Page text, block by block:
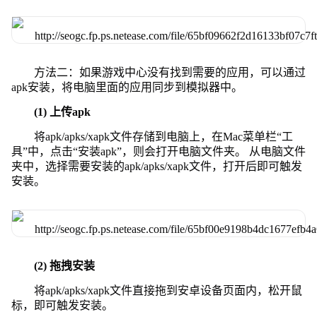
方法二：如果游戏中心没有找到需要的应用，可以通过
apk安装，将电脑里面的应用同步到模拟器中。
(1) 上传apk
将apk/apks/xapk文件存储到电脑上，在Mac菜单栏“工
具”中，点击“安装apk”，则会打开电脑文件夹。 从电脑文件
夹中，选择需要安装的apk/apks/xapk文件，打开后即可触发
安装。
(2) 拖拽安装
将apk/apks/xapk文件直接拖到安卓设备页面内，松开鼠
标，即可触发安装。